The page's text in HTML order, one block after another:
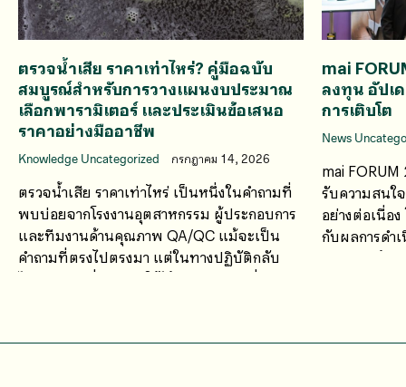
ตรวจน้ำเสีย ราคาเท่าไหร่? คู่มือฉบับ
สมบูรณ์สำหรับการวางแผนงบประมาณ
เลือกพารามิเตอร์ และประเมินข้อเสนอ
ราคาอย่างมืออาชีพ
Knowledge Uncategorized กรกฎาคม 14, 2026
ตรวจน้ำเสีย ราคาเท่าไหร่ เป็นหนึ่งในคำถามที่
พบบ่อยจากโรงงานอุตสาหกรรม ผู้ประกอบการ
และทีมงานด้านคุณภาพ QA/QC แม้จะเป็น
คำถามที่ตรงไปตรงมา แต่ในทางปฏิบัติกลับ
ไม่มีคำตอบที่สามารถใช้ได้กับทุกกรณี เนื่องจาก
mai
ลงทุน อัปเ
การเติบโต
News
mai
รับความสนใ
อย่างต่อเนื่อ
กับผลการดำ
ศักยภาพด้า